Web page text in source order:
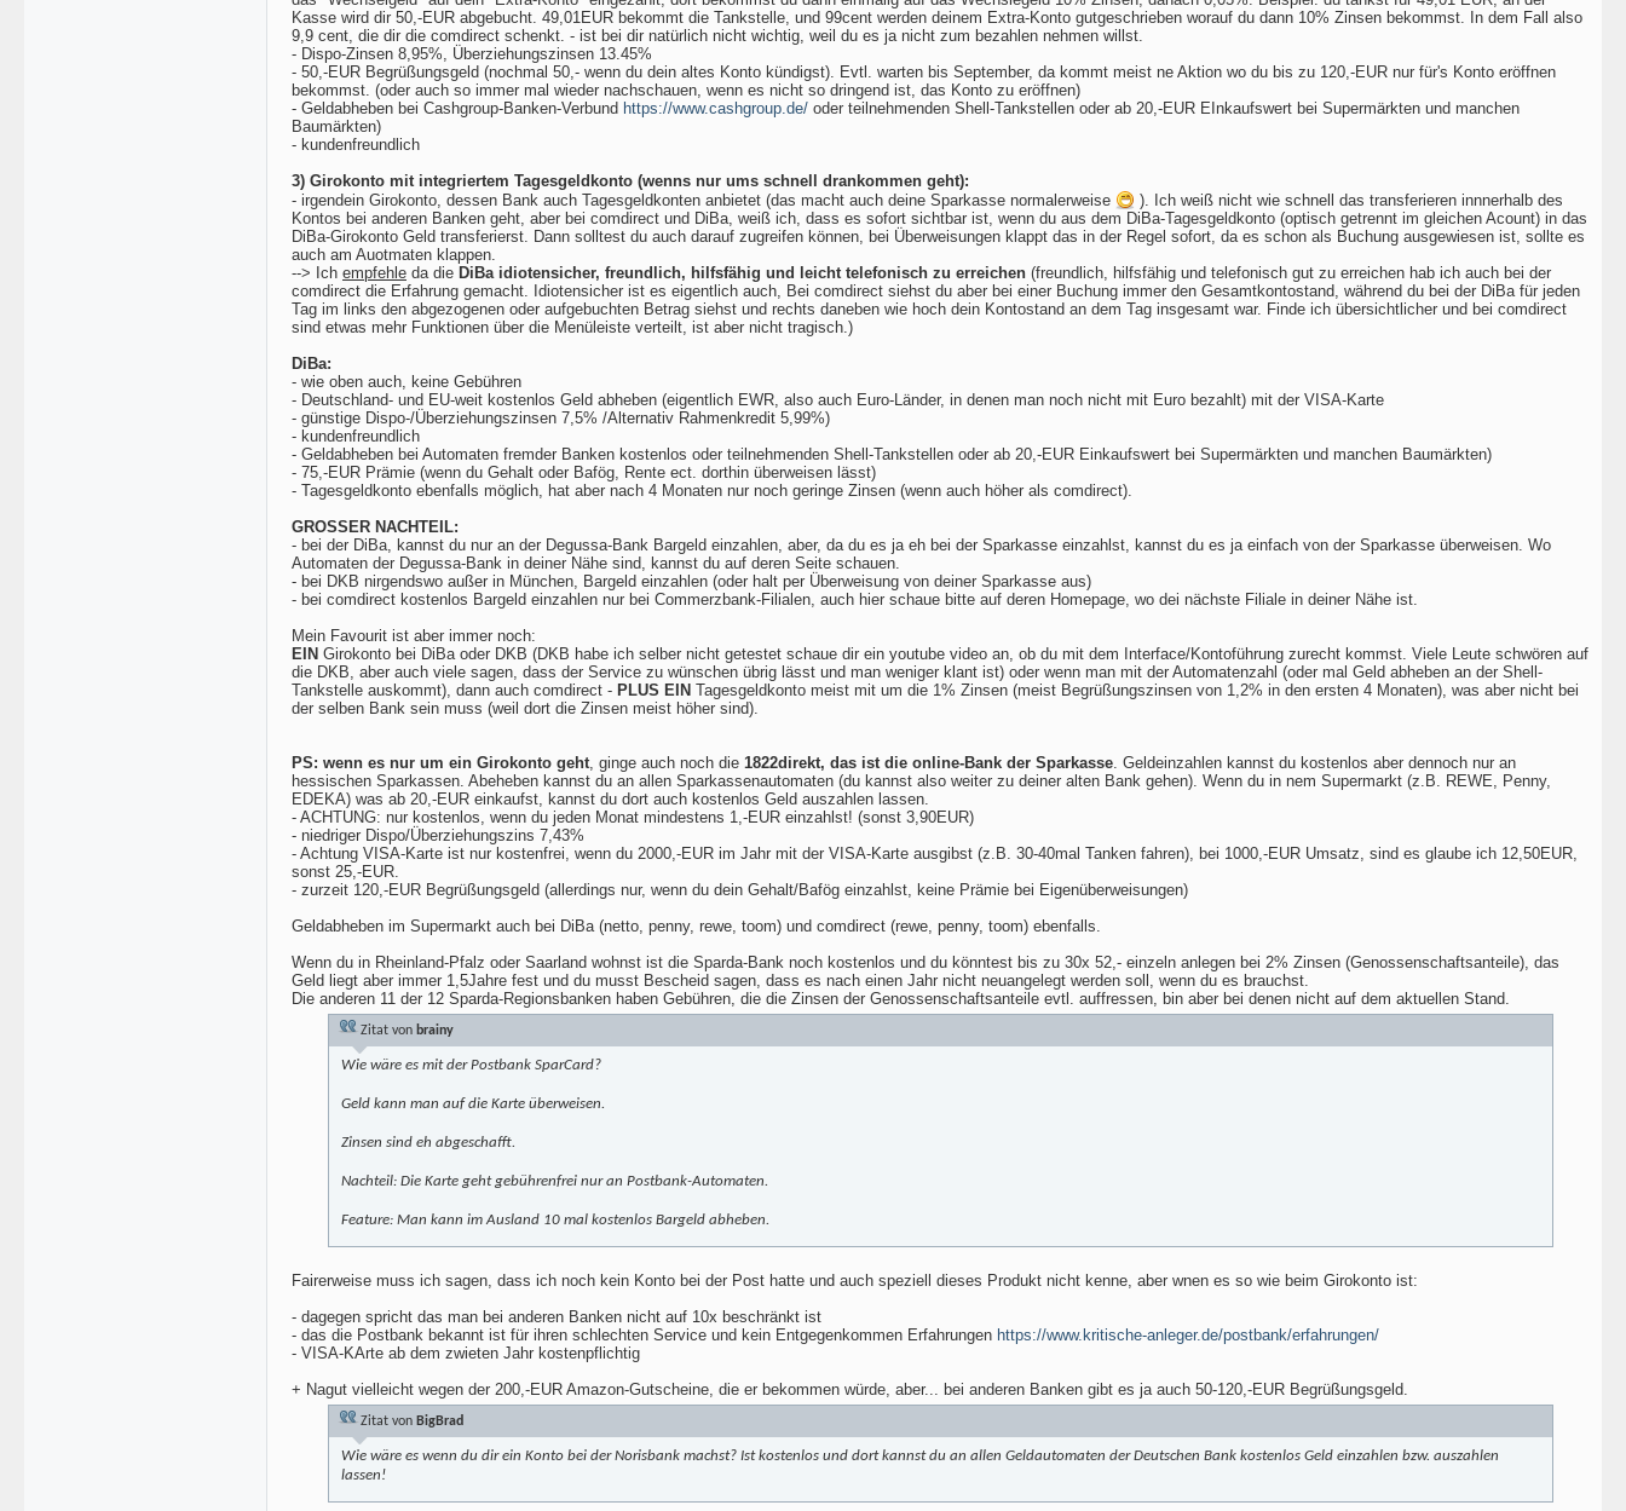
Kasse wird dir 50,-EUR abgebucht. 49,01EUR bekommt die Tankstelle, und 99cent werden deinem Extra-Konto gutgeschrieben worauf du dann 10% Zinsen bekommst. In dem Fall also
9,9 cent, die dir die comdirect schenkt. - ist bei dir natürlich nicht wichtig, weil du es ja nicht zum bezahlen nehmen willst.
- Dispo-Zinsen 8,95%, Überziehungszinsen 13.45%
- 50,-EUR Begrüßungsgeld (nochmal 50,- wenn du dein altes Konto kündigst). Evtl. warten bis September, da kommt meist ne Aktion wo du bis zu 120,-EUR nur für's Konto eröffnen
bekommst. (oder auch so immer mal wieder nachschauen, wenn es nicht so dringend ist, das Konto zu eröffnen)
- Geldabheben bei Cashgroup-Banken-Verbund https://www.cashgroup.de/ oder teilnehmenden Shell-Tankstellen oder ab 20,-EUR EInkaufswert bei Supermärkten und manchen
Baumärkten)
- kundenfreundlich
3) Girokonto mit integriertem Tagesgeldkonto (wenns nur ums schnell drankommen geht):
- irgendein Girokonto, dessen Bank auch Tagesgeldkonten anbietet (das macht auch deine Sparkasse normalerweise
). Ich weiß nicht wie schnell das transferieren innnerhalb des
Kontos bei anderen Banken geht, aber bei comdirect und DiBa, weiß ich, dass es sofort sichtbar ist, wenn du aus dem DiBa-Tagesgeldkonto (optisch getrennt im gleichen Acount) in das
DiBa-Girokonto Geld transferierst. Dann solltest du auch darauf zugreifen können, bei Überweisungen klappt das in der Regel sofort, da es schon als Buchung ausgewiesen ist, sollte es
auch am Auotmaten klappen.
--> Ich empfehle da die DiBa idiotensicher, freundlich, hilfsfähig und leicht telefonisch zu erreichen (freundlich, hilfsfähig und telefonisch gut zu erreichen hab ich auch bei der
comdirect die Erfahrung gemacht. Idiotensicher ist es eigentlich auch, Bei comdirect siehst du aber bei einer Buchung immer den Gesamtkontostand, während du bei der DiBa für jeden
Tag im links den abgezogenen oder aufgebuchten Betrag siehst und rechts daneben wie hoch dein Kontostand an dem Tag insgesamt war. Finde ich übersichtlicher und bei comdirect
sind etwas mehr Funktionen über die Menüleiste verteilt, ist aber nicht tragisch.)
DiBa:
- wie oben auch, keine Gebühren
- Deutschland- und EU-weit kostenlos Geld abheben (eigentlich EWR, also auch Euro-Länder, in denen man noch nicht mit Euro bezahlt) mit der VISA-Karte
- günstige Dispo-/Überziehungszinsen 7,5% /Alternativ Rahmenkredit 5,99%)
- kundenfreundlich
- Geldabheben bei Automaten fremder Banken kostenlos oder teilnehmenden Shell-Tankstellen oder ab 20,-EUR Einkaufswert bei Supermärkten und manchen Baumärkten)
- 75,-EUR Prämie (wenn du Gehalt oder Bafög, Rente ect. dorthin überweisen lässt)
- Tagesgeldkonto ebenfalls möglich, hat aber nach 4 Monaten nur noch geringe Zinsen (wenn auch höher als comdirect).
GROSSER NACHTEIL:
- bei der DiBa, kannst du nur an der Degussa-Bank Bargeld einzahlen, aber, da du es ja eh bei der Sparkasse einzahlst, kannst du es ja einfach von der Sparkasse überweisen. Wo
Automaten der Degussa-Bank in deiner Nähe sind, kannst du auf deren Seite schauen.
- bei DKB nirgendswo außer in München, Bargeld einzahlen (oder halt per Überweisung von deiner Sparkasse aus)
- bei comdirect kostenlos Bargeld einzahlen nur bei Commerzbank-Filialen, auch hier schaue bitte auf deren Homepage, wo dei nächste Filiale in deiner Nähe ist.
Mein Favourit ist aber immer noch:
EIN Girokonto bei DiBa oder DKB (DKB habe ich selber nicht getestet schaue dir ein youtube video an, ob du mit dem Interface/Kontoführung zurecht kommst. Viele Leute schwören auf
die DKB, aber auch viele sagen, dass der Service zu wünschen übrig lässt und man weniger klant ist) oder wenn man mit der Automatenzahl (oder mal Geld abheben an der Shell-
Tankstelle auskommt), dann auch comdirect - PLUS EIN Tagesgeldkonto meist mit um die 1% Zinsen (meist Begrüßungszinsen von 1,2% in den ersten 4 Monaten), was aber nicht bei
der selben Bank sein muss (weil dort die Zinsen meist höher sind).
PS: wenn es nur um ein Girokonto geht, ginge auch noch die 1822direkt, das ist die online-Bank der Sparkasse. Geldeinzahlen kannst du kostenlos aber dennoch nur an
hessischen Sparkassen. Abeheben kannst du an allen Sparkassenautomaten (du kannst also weiter zu deiner alten Bank gehen). Wenn du in nem Supermarkt (z.B. REWE, Penny,
EDEKA) was ab 20,-EUR einkaufst, kannst du dort auch kostenlos Geld auszahlen lassen.
- ACHTUNG: nur kostenlos, wenn du jeden Monat mindestens 1,-EUR einzahlst! (sonst 3,90EUR)
- niedriger Dispo/Überziehungszins 7,43%
- Achtung VISA-Karte ist nur kostenfrei, wenn du 2000,-EUR im Jahr mit der VISA-Karte ausgibst (z.B. 30-40mal Tanken fahren), bei 1000,-EUR Umsatz, sind es glaube ich 12,50EUR,
sonst 25,-EUR.
- zurzeit 120,-EUR Begrüßungsgeld (allerdings nur, wenn du dein Gehalt/Bafög einzahlst, keine Prämie bei Eigenüberweisungen)
Geldabheben im Supermarkt auch bei DiBa (netto, penny, rewe, toom) und comdirect (rewe, penny, toom) ebenfalls.
Wenn du in Rheinland-Pfalz oder Saarland wohnst ist die Sparda-Bank noch kostenlos und du könntest bis zu 30x 52,- einzeln anlegen bei 2% Zinsen (Genossenschaftsanteile), das
Geld liegt aber immer 1,5Jahre fest und du musst Bescheid sagen, dass es nach einen Jahr nicht neuangelegt werden soll, wenn du es brauchst.
Die anderen 11 der 12 Sparda-Regionsbanken haben Gebühren, die die Zinsen der Genossenschaftsanteile evtl. auffressen, bin aber bei denen nicht auf dem aktuellen Stand.
Zitat von brainy
Wie wäre es mit der Postbank SparCard?
Geld kann man auf die Karte überweisen.
Zinsen sind eh abgeschafft.
Nachteil: Die Karte geht gebührenfrei nur an Postbank-Automaten.
Feature: Man kann im Ausland 10 mal kostenlos Bargeld abheben.
Fairerweise muss ich sagen, dass ich noch kein Konto bei der Post hatte und auch speziell dieses Produkt nicht kenne, aber wnen es so wie beim Girokonto ist:
- dagegen spricht das man bei anderen Banken nicht auf 10x beschränkt ist
- das die Postbank bekannt ist für ihren schlechten Service und kein Entgegenkommen Erfahrungen https://www.kritische-anleger.de/postbank/erfahrungen/
- VISA-KArte ab dem zwieten Jahr kostenpflichtig
+ Nagut vielleicht wegen der 200,-EUR Amazon-Gutscheine, die er bekommen würde, aber... bei anderen Banken gibt es ja auch 50-120,-EUR Begrüßungsgeld.
Zitat von BigBrad
Wie wäre es wenn du dir ein Konto bei der Norisbank machst? Ist kostenlos und dort kannst du an allen Geldautomaten der Deutschen Bank kostenlos Geld einzahlen bzw. auszahlen
lassen!